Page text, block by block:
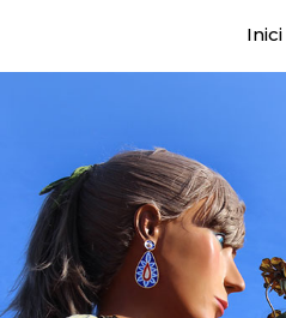
Inici